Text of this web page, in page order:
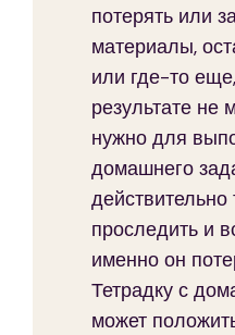
потерять или
материалы,
или где-то
результате не
нужно для
домашнего
действительно
проследить и
именно он
Тетрадку с
может